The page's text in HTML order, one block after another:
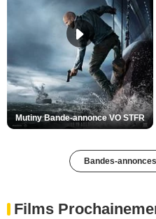
Mutiny Bande-annonce VO STFR
Bandes-
Films